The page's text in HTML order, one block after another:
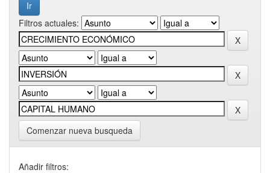
Filtros actuales:
Comenzar nueva busqueda
Añadir filtros: